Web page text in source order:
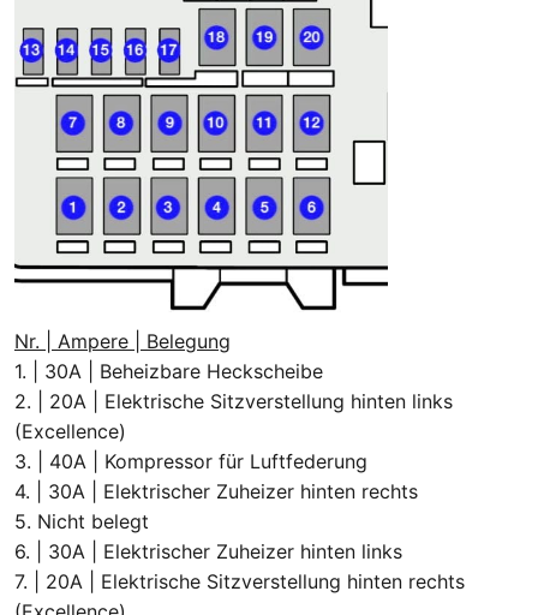
Nr. | Ampere | Belegung
1. | 30A | Beheizbare Heckscheibe
2. | 20A | Elektrische Sitzverstellung hinten links
(Excellence)
3. | 40A | Kompressor für Luftfederung
4. | 30A | Elektrischer Zuheizer hinten rechts
5. Nicht belegt
6. | 30A | Elektrischer Zuheizer hinten links
7. | 20A | Elektrische Sitzverstellung hinten rechts